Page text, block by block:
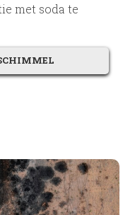
met soda te